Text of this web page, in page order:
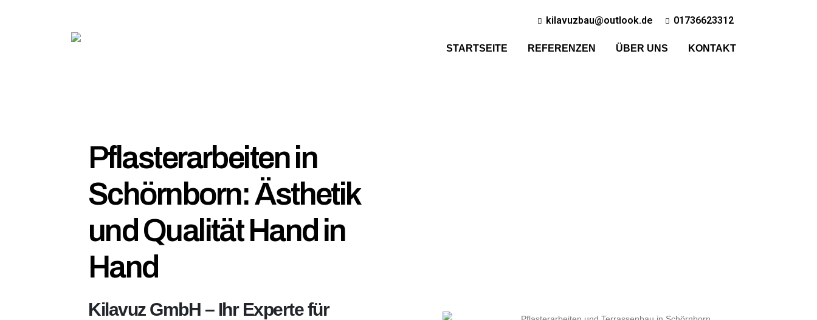
kilavuzbau@outlook.de 01736623312
STARTSEITE REFERENZEN ÜBER UNS KONTAKT
Pflasterarbeiten in
Schörnborn: Ästhetik
und Qualität Hand in
Hand
Kilavuz GmbH – Ihr Experte für